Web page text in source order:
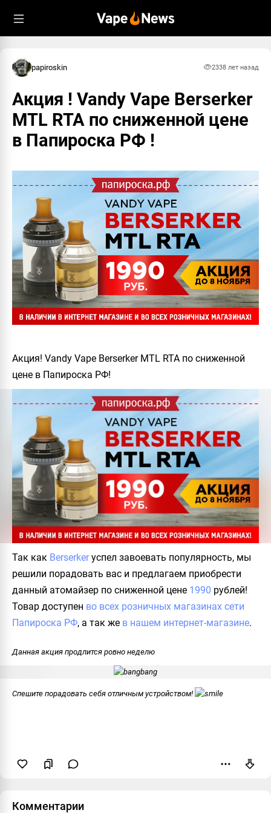
papiroskin 2338 лет назад
Акция ! Vandy Vape Berserker
MTL RTA по сниженной цене
в Папироска РФ !
Акция! Vandy Vape Berserker MTL RTA по сниженной
цене в Папироска РФ!
Так как Berserkerуспел завоевать популярность, мы
решили порадовать вас и предлагаем приобрести
данный атомайзер по сниженной цене 1990 рублей!
Товар доступен во всех розничных магазинах сети
Папироска РФ, а так же в нашем интернет-магазине.
Данная акция продлится ровно неделю
Спешите порадовать себя отличным устройством!
Комментарии